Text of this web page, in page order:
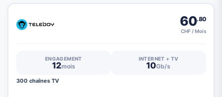
60.80
CHF / Mois
ENGAGEMENT
12mois
INTERNET + TV
10Gb/s
300 chaînes TV